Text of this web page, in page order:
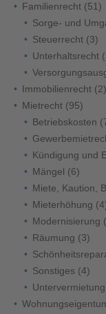
Familienrecht (51)
Sorge- und
Steuerrecht (3)
Unterhaltsrecht
Immobilienrecht (2)
Mietrecht (95)
Betriebskosten
Kündigung und
Mängel (6)
Miete, Kaution,
Mieterhöhung
Modernisierung
Räumung (3)
Sonstiges (4)
Untervermietung